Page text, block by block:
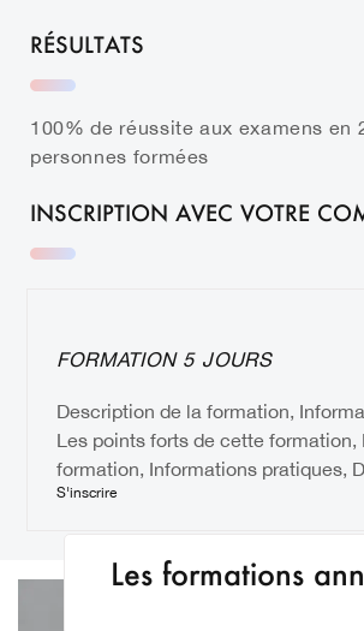
RÉSULTATS
100% de réussite aux examens en
personnes formées
INSCRIPTION AVEC VOTRE
FORMATION 5 JOURS
Description de la formation,
Les points forts de cette formation,
formation, Informations pratiques,
S'inscrire
Les formations